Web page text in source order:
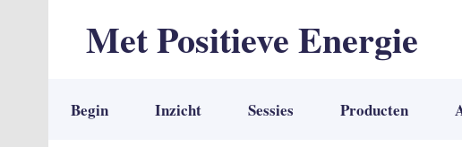
Met Positieve Energie
Begin Inzicht Sessies Producten